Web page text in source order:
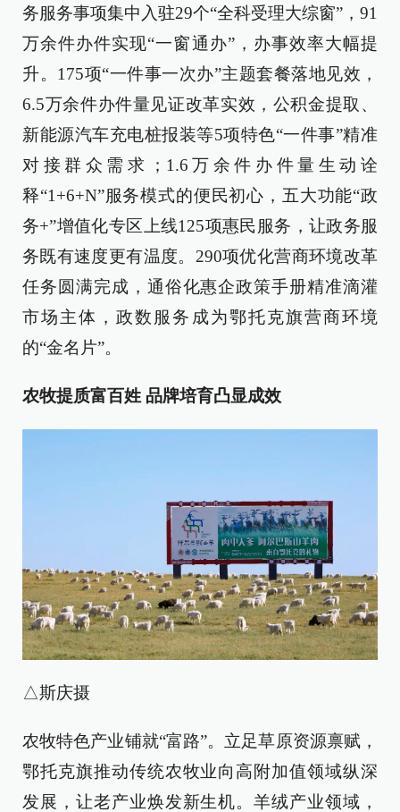
务服务事项集中入驻29个“全科受理大综窗”，91
万余件办件实现“一窗通办”，办事效率大幅提
升。175项“一件事一次办”主题套餐落地见效，
6.5万余件办件量见证改革实效，公积金提取、
新能源汽车充电桩报装等5项特色“一件事”精准
对接群众需求；1.6万余件办件量生动诠
释“1+6+N”服务模式的便民初心，五大功能“政
务+”增值化专区上线125项惠民服务，让政务服
务既有速度更有温度。290项优化营商环境改革
任务圆满完成，通俗化惠企政策手册精准滴灌
市场主体，政数服务成为鄂托克旗营商环境
的“金名片”。
农牧提质富百姓 品牌培育凸显成效
△斯庆摄
农牧特色产业铺就“富路”。立足草原资源禀赋，
鄂托克旗推动传统农牧业向高附加值领域纵深
发展，让老产业焕发新生机。羊绒产业领域，